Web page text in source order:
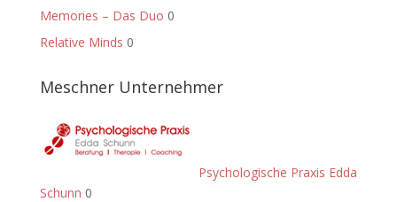
Memories – Das Duo 0
Relative Minds 0
Meschner Unternehmer
Psychologische Praxis Edda
Schunn 0